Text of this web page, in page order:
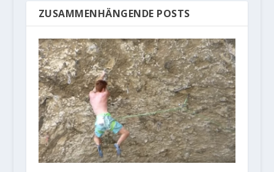
ZUSAMMENHÄNGENDE POSTS